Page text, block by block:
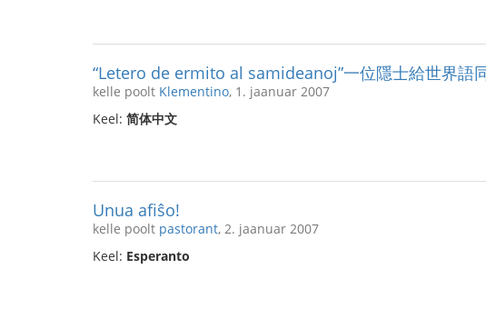
“Letero de ermito al samideanoj”一位隱士給世界語
kelle poolt Klementino, 1. jaanuar 2007
Keel: 简体中文
Unua afiŝo!
kelle poolt pastorant, 2. jaanuar 2007
Keel: Esperanto